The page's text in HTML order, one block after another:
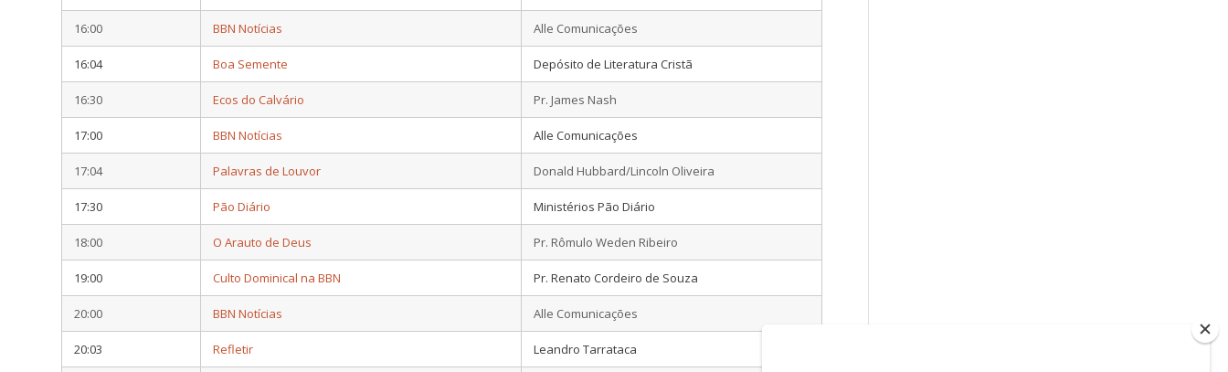
16:00 BBN Notícias Alle Comunicações
16:04 Boa Semente Depósito de Literatura Cristã
16:30 Ecos do Calvário Pr. James Nash
17:00 BBN Notícias Alle Comunicações
17:04 Palavras de Louvor Donald Hubbard/Lincoln Oliveira
17:30 Pão Diário Ministérios Pão Diário
18:00 O Arauto de Deus Pr. Rômulo Weden Ribeiro
19:00 Culto Dominical na BBN Pr. Renato Cordeiro de Souza
20:00 BBN Notícias Alle Comunicações
20:03 Refletir Leandro Tarrataca